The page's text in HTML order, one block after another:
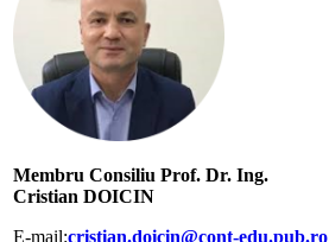
Membru Consiliu Prof. Dr. Ing.
Cristian DOICIN
E-mail:cristian.doicin@cont-edu.pub.ro